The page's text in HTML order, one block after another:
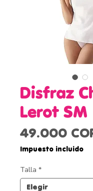
Disfraz
Lerot SM
49.000
Impuesto incluido
Talla *